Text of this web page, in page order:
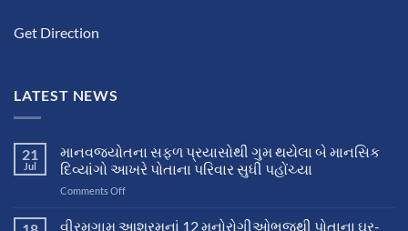
Get Direction
LATEST NEWS
21
Jul
માનવજ્યોતના સફળ પ્રયાસોથી ગુમ થયેલા બે માનસિક
દિવ્યાંગો આખરે પોતાના પરિવાર સુધી પહોંચ્યા
Comments Offon
સફળ
વીરમગામ આશ્રમનાં 12 મનોરોગીઓભુજથી પોતાના ઘર-